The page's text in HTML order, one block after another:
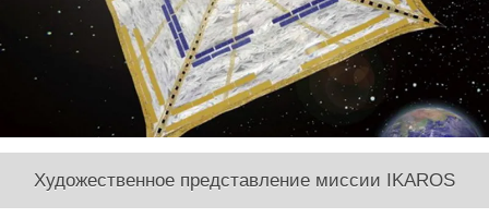
Художественное представление миссии IKAROS